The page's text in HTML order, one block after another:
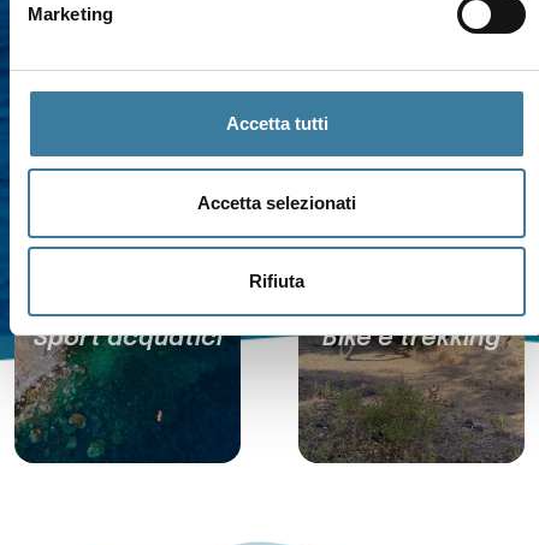
Marketing
Accetta tutti
Accetta selezionati
Rifiuta
Cielo e stelle Lifestyle
Sport acquatici Bike e trekking